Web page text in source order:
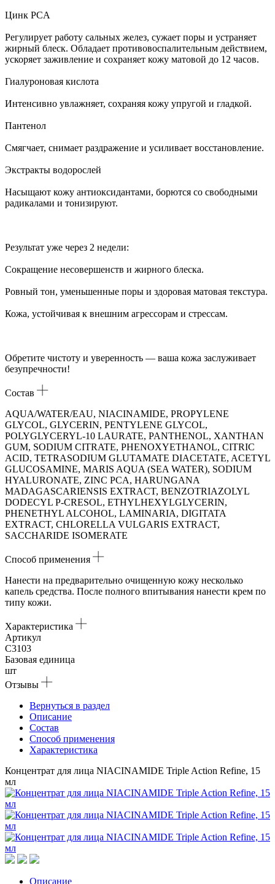
Цинк PCA
Регулирует работу сальных желез, сужает поры и устраняет
жирный блеск. Обладает противовоспалительным действием,
ускоряет заживление и сохраняет кожу матовой до 12 часов.
Гиалуроновая кислота
Интенсивно увлажняет, сохраняя кожу упругой и гладкой.
Пантенол
Смягчает, снимает раздражение и усиливает восстановление.
Экстракты водорослей
Насыщают кожу антиоксидантами, борются со свободными
радикалами и тонизируют.
Результат уже через 2 недели:
Сокращение несовершенств и жирного блеска.
Ровный тон, уменьшенные поры и здоровая матовая текстура.
Кожа, устойчивая к внешним агрессорам и стрессам.
Обретите чистоту и уверенность — ваша кожа заслуживает
безупречности!
Состав
AQUA/WATER/EAU, NIACINAMIDE, PROPYLENE
GLYCOL, GLYCERIN, PENTYLENE GLYCOL,
POLYGLYCERYL-10 LAURATE, PANTHENOL, XANTHAN
GUM, SODIUM CITRATE, PHENOXYETHANOL, CITRIC
ACID, TETRASODIUM GLUTAMATE DIACETATE, ACETYL
GLUCOSAMINE, MARIS AQUA (SEA WATER), SODIUM
HYALURONATE, ZINC PCA, HARUNGANA
MADAGASCARIENSIS EXTRACT, BENZOTRIAZOLYL
DODECYL P-CRESOL, ETHYLHEXYLGLYCERIN,
PHENETHYL ALCOHOL, LAMINARIA, DIGITATA
EXTRACT, CHLORELLA VULGARIS EXTRACT,
SACCHARIDE ISOMERATE
Способ применения
Нанести на предварительно очищенную кожу несколько
капель средства. После полного впитывания нанести крем по
типу кожи.
Характеристика
Артикул
C3103
Базовая единица
шт
Отзывы
Вернуться в раздел
Описание
Состав
Способ применения
Характеристика
Концентрат для лица NIACINAMIDE Triple Action Refine, 15
мл
Описание